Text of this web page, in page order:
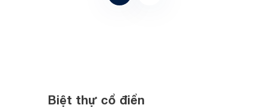
Biệt thự cổ điển